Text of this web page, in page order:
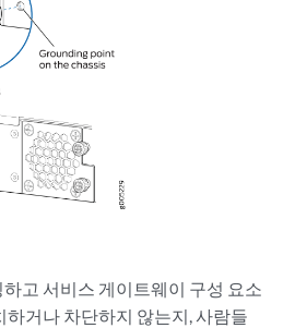
고 서비스 게이트웨이 구성 요소
하거나 차단하지 않는지, 사람들